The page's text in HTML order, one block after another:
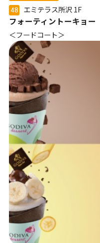
48
エミテラス所沢1F
フォーティントーキョー
＜フードコート＞